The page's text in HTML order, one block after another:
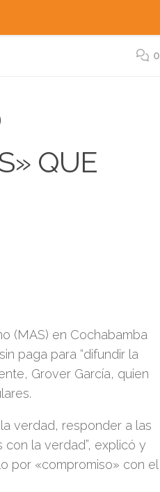
0
QUE
(MAS) en Cochabamba
paga para “difundir la
Grover García, quien
verdad, responder a las
la verdad”, explicó y
por «compromiso» con el